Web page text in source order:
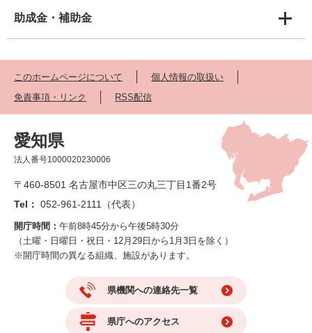
助成金・補助金
このホームページについて
個人情報の取扱い
免責事項・リンク
RSS配信
愛知県
法人番号1000020230006
〒460-8501 名古屋市中区三の丸三丁目1番2号
Tel： 052-961-2111（代表）
開庁時間： 午前8時45分から午後5時30分
（土曜・日曜日・祝日・12月29日から1月3日を除く）
※開庁時間の異なる組織、施設があります。
県機関への連絡先一覧
県庁へのアクセス